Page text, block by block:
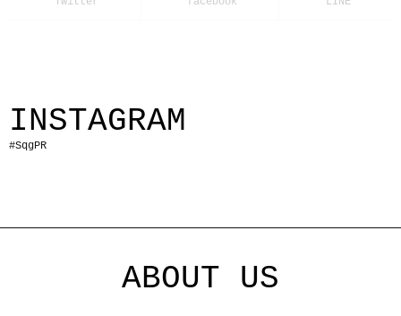
INSTAGRAM
#SqgPR
ABOUT US